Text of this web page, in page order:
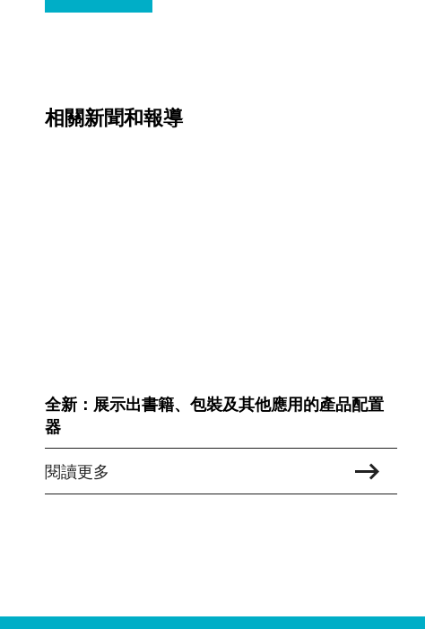
相關新聞和報導
全新：展示出書籍、包裝及其他應用的產品配置
器
閱讀更多